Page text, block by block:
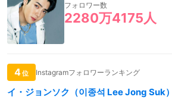
フォロワー数
2280万4175人
4位 Instagramフォロワーランキング
イ・ジョンソク（이종석 Lee Jong Suk）